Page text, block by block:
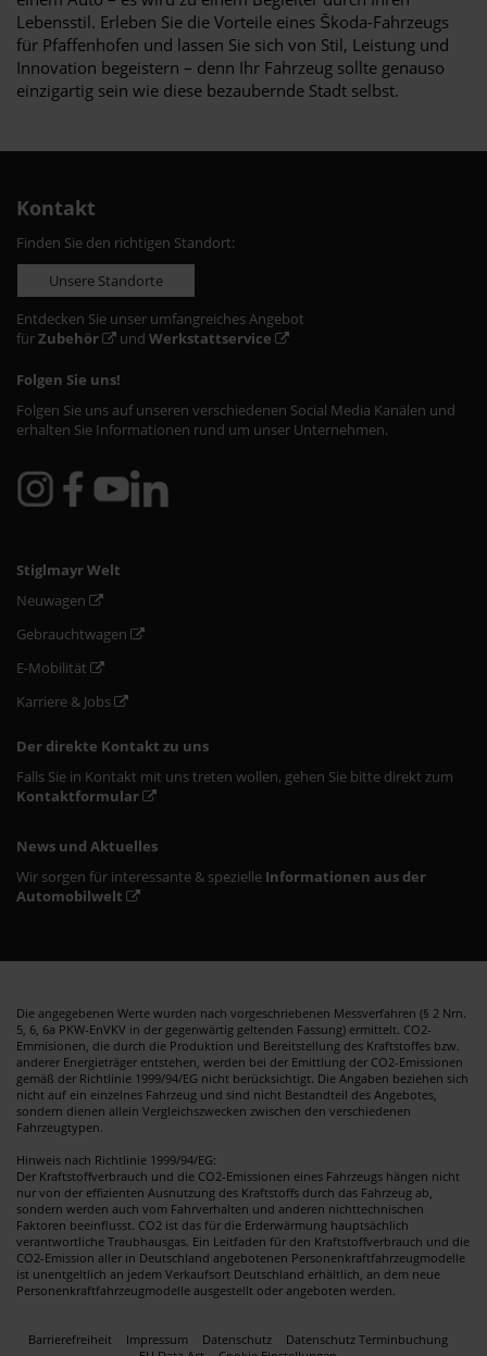
Lebensstil. Erleben Sie die Vorteile eines Škoda-Fahrzeugs
für Pfaffenhofen und lassen Sie sich von Stil, Leistung und
Innovation begeistern – denn Ihr Fahrzeug sollte genauso
einzigartig sein wie diese bezaubernde Stadt selbst.
Kontakt
Finden Sie den richtigen Standort:
Unsere Standorte
Entdecken Sie unser umfangreiches Angebot
fürZubehör und Werkstattservice
Folgen Sie uns!
Folgen Sie uns auf unseren verschiedenen Social Media Kanälen und
erhalten Sie Informationen rund um unser Unternehmen.
Stiglmayr Welt
Neuwagen
Gebrauchtwagen
E-Mobilität
Karriere & Jobs
Der direkte Kontakt zu uns
Falls Sie in Kontakt mit uns treten wollen, gehen Sie bitte direkt zum
Kontaktformular
News und Aktuelles
Wir sorgen für interessante & spezielle Informationen aus der
Automobilwelt
Die angegebenen Werte wurden nach vorgeschriebenen Messverfahren (§ 2 Nrn.
5, 6, 6a PKW-EnVKV in der gegenwärtig geltenden Fassung) ermittelt. CO2-
Emmisionen, die durch die Produktion und Bereitstellung des Kraftstoffes bzw.
anderer Energieträger entstehen, werden bei der Emittlung der CO2-Emissionen
gemäß der Richtlinie 1999/94/EG nicht berücksichtigt. Die Angaben beziehen sich
nicht auf ein einzelnes Fahrzeug und sind nicht Bestandteil des Angebotes,
sondern dienen allein Vergleichszwecken zwischen den verschiedenen
Fahrzeugtypen.
Hinweis nach Richtlinie 1999/94/EG:
Der Kraftstoffverbrauch und die CO2-Emissionen eines Fahrzeugs hängen nicht
nur von der effizienten Ausnutzung des Kraftstoffs durch das Fahrzeug ab,
sondern werden auch vom Fahrverhalten und anderen nichttechnischen
Faktoren beeinflusst. CO2 ist das für die Erderwärmung hauptsächlich
verantwortliche Traubhausgas. Ein Leitfaden für den Kraftstoffverbrauch und die
CO2-Emission aller in Deutschland angebotenen Personenkraftfahrzeugmodelle
ist unentgeltlich an jedem Verkaufsort Deutschland erhältlich, an dem neue
Personenkraftfahrzeugmodelle ausgestellt oder angeboten werden.
Barrierefreiheit Impressum Datenschutz
Datenschutz Terminbuchung